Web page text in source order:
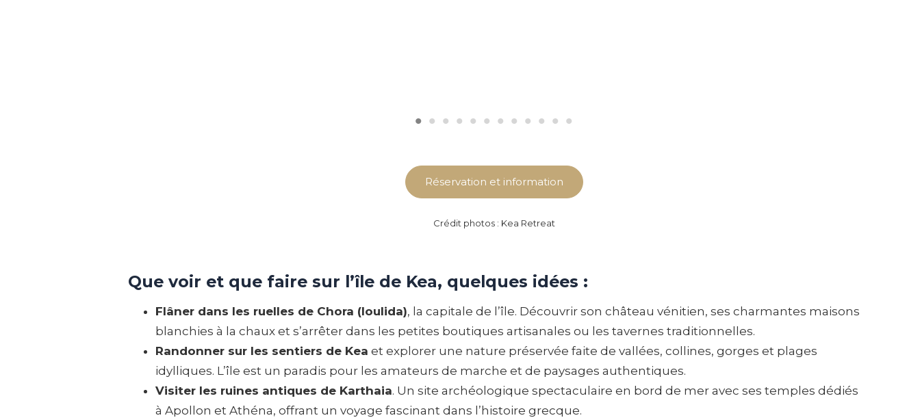
Réservation et information
Crédit photos : Kea Retreat
Que voir et que faire sur l’île de Kea, quelques idées :
Flâner dans les ruelles de Chora (Ioulida), la capitale de l’île. Découvrir son château vénitien, ses charmantes maisons
blanchies à la chaux et s’arrêter dans les petites boutiques artisanales ou les tavernes traditionnelles.
Randonner sur les sentiers de Kea et explorer une nature préservée faite de vallées, collines, gorges et plages
idylliques. L’île est un paradis pour les amateurs de marche et de paysages authentiques.
Visiter les ruines antiques de Karthaia. Un site archéologique spectaculaire en bord de mer avec ses temples dédiés
à Apollon et Athéna, offrant un voyage fascinant dans l’histoire grecque.